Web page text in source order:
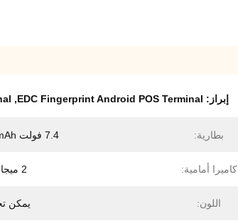
إبراز: EDC Fingerprint Android POS Terminal
,
بطارية: 7.4 فولت 5800mAh
كاميرا أمامية: 2 ميجا بكسل
اللون: يمكن